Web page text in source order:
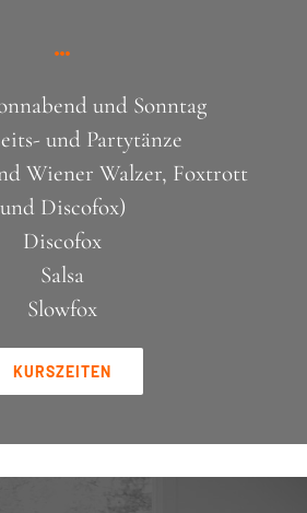
und Sonntag
und Partytänze
Wiener Walzer, Foxtrott
und Discofox)
Discofox
Salsa
Slowfox
KURSZEITEN